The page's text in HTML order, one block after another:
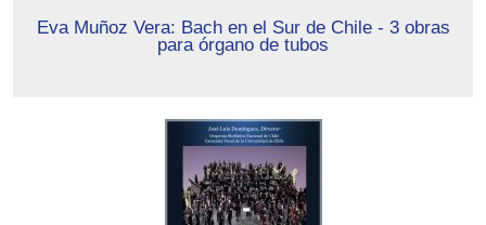
Eva Muñoz Vera: Bach en el Sur de Chile - 3 obras
para órgano de tubos